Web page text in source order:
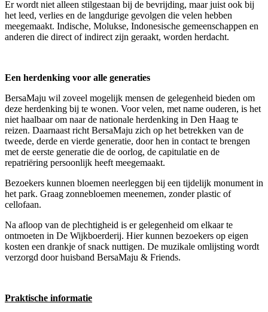
Er wordt niet alleen stilgestaan bij de bevrijding, maar juist ook bij
het leed, verlies en de langdurige gevolgen die velen hebben
meegemaakt. Indische, Molukse, Indonesische gemeenschappen en
anderen die direct of indirect zijn geraakt, worden herdacht.
Een herdenking voor alle generaties
BersaMaju wil zoveel mogelijk mensen de gelegenheid bieden om
deze herdenking bij te wonen. Voor velen, met name ouderen, is het
niet haalbaar om naar de nationale herdenking in Den Haag te
reizen. Daarnaast richt BersaMaju zich op het betrekken van de
tweede, derde en vierde generatie, door hen in contact te brengen
met de eerste generatie die de oorlog, de capitulatie en de
repatriëring persoonlijk heeft meegemaakt.
Bezoekers kunnen bloemen neerleggen bij een tijdelijk monument in
het park. Graag zonnebloemen meenemen, zonder plastic of
cellofaan.
Na afloop van de plechtigheid is er gelegenheid om elkaar te
ontmoeten in De Wijkboerderij. Hier kunnen bezoekers op eigen
kosten een drankje of snack nuttigen. De muzikale omlijsting wordt
verzorgd door huisband BersaMaju & Friends.
Praktische informatie